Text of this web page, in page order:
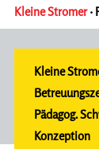
Kleine Stromer·
Kleine
Pädagog.
Konzeption